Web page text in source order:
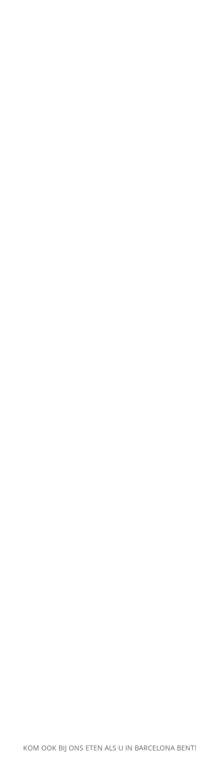
KOM OOK BIJ ONS ETEN ALS U IN BARCELONA BENT!